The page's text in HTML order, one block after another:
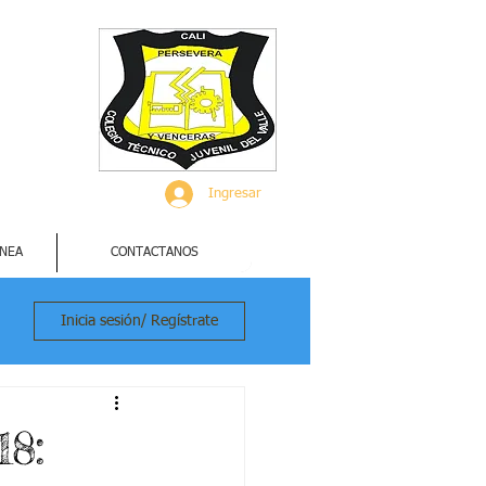
Ingresar
CONTACTANOS
Inicia sesión/ Regístrate